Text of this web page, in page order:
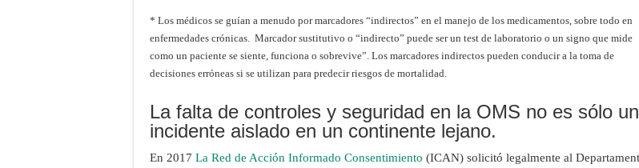
* Los médicos se guían a menudo por marcadores “indirectos” en el manejo de los medicamentos, sobre todo en
enfermedades crónicas. Marcador sustitutivo o “indirecto” puede ser un test de laboratorio o un signo que mide
como un paciente se siente, funciona o sobrevive”. Los marcadores indirectos pueden conducir a la toma de
decisiones erróneas si se utilizan para predecir riesgos de mortalidad.
La falta de controles y seguridad en la OMS no es sólo un
incidente aislado en un continente lejano.
En 2017 La Red de Acción Informado Consentimiento (ICAN) solicitó legalmente al